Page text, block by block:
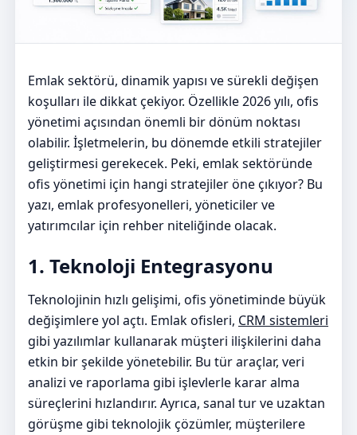
Emlak sektörü, dinamik yapısı ve sürekli değişen
koşulları ile dikkat çekiyor. Özellikle 2026 yılı, ofis
yönetimi açısından önemli bir dönüm noktası
olabilir. İşletmelerin, bu dönemde etkili stratejiler
geliştirmesi gerekecek. Peki, emlak sektöründe
ofis yönetimi için hangi stratejiler öne çıkıyor? Bu
yazı, emlak profesyonelleri, yöneticiler ve
yatırımcılar için rehber niteliğinde olacak.
1. Teknoloji Entegrasyonu
Teknolojinin hızlı gelişimi, ofis yönetiminde büyük
değişimlere yol açtı. Emlak ofisleri, CRM sistemleri
gibi yazılımlar kullanarak müşteri ilişkilerini daha
etkin bir şekilde yönetebilir. Bu tür araçlar, veri
analizi ve raporlama gibi işlevlerle karar alma
süreçlerini hızlandırır. Ayrıca, sanal tur ve uzaktan
görüşme gibi teknolojik çözümler, müşterilere